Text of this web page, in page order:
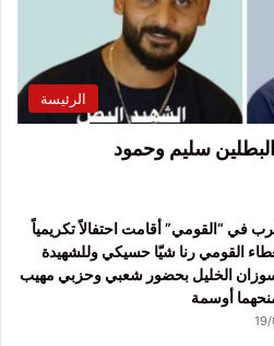
الرئيسة
سليم وحمود
في “القومي” أقامت احتفالاً تكريمياً
القومي رنا شيّا حسيكي وللشهيدة
سوزان الخليل بحضور شعبي وحزبي مهيب
أوسمة